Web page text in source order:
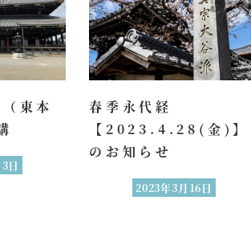
東本
日
春季永代経
【2023.4.28(金)】
のお知らせ
2023年3月16日